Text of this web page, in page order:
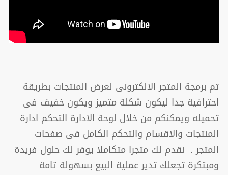
تم برمجة المتجر الالكترونى لعرض المنتجات بطريقة
احترافية جدا ليكون شكلة متميز ويكون خفيف فى
تحميله ويمكنكم من خلال لوحة الادارة التحكم ادارة
المنتجات والاقسام والتحكم الكامل فى صفحات
المتجر . نقدم لك متجرا متكاملا يوفر لك حلول فريدة
ومبتكرة تجعلك تدير عملية البيع بسهولة تامة